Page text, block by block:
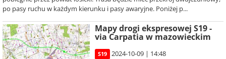
po pasy ruchu w każdym kierunku i pasy awaryjne. Poniżej p...
Mapy drogi ekspresowej S19 -
via Carpatia w mazowieckim
S19
2024-10-09 | 14:48